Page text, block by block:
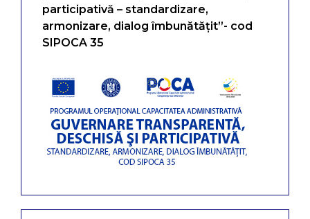
participativă – standardizare,
armonizare, dialog îmbunătățit”- cod
SIPOCA 35